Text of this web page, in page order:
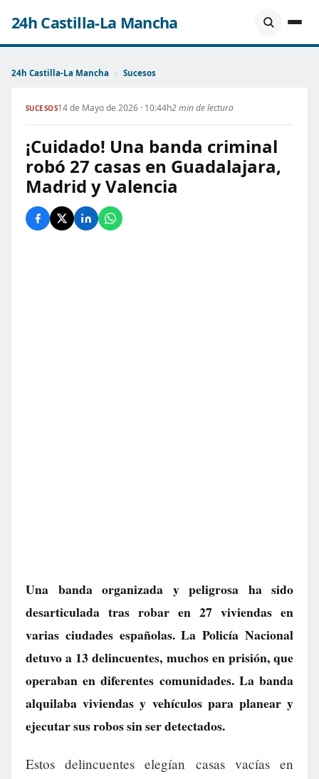
24h Castilla-La Mancha
24h Castilla-La Mancha › Sucesos
SUCESOS14 de Mayo de 2026 · 10:44h2 min de lectura
¡Cuidado! Una banda criminal
robó 27 casas en Guadalajara,
Madrid y Valencia
Una banda organizada y peligrosa ha sido
desarticulada tras robar en 27 viviendas en
varias ciudades españolas. La Policía Nacional
detuvo a 13 delincuentes, muchos en prisión, que
operaban en diferentes comunidades. La banda
alquilaba viviendas y vehículos para planear y
ejecutar sus robos sin ser detectados.
Estos delincuentes elegían casas vacías en